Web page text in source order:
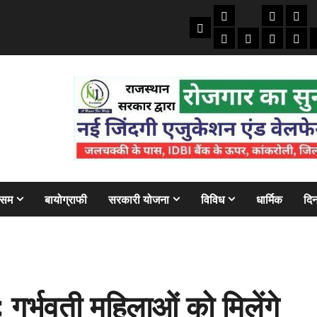
Home
तकनीकी
ऑटो
मोबाइल
क्राइम/
अजबबैंक
बायोग्राफी सरकारी योजना विविध धार्मिक
महिलाओं को मिलेंगे